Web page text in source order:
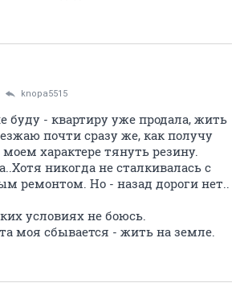
knopa5515
буду - квартиру уже продала, жить
почти сразу же, как получу
характере тянуть резину.
никогда не сталкивалась с
ремонтом. Но - назад дороги нет..
условиях не боюсь.
моя сбывается - жить на земле.